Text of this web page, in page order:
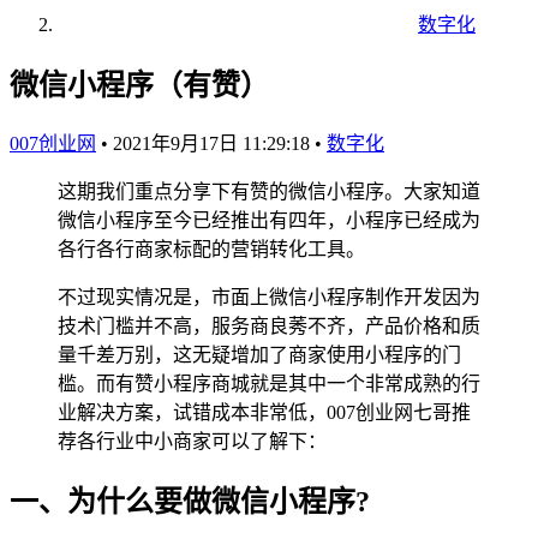
数字化
微信小程序（有赞）
007创业网 • 2021年9月17日 11:29:18 • 数字化
这期我们重点分享下有赞的微信小程序。大家知道
微信小程序至今已经推出有四年，小程序已经成为
各行各行商家标配的营销转化工具。
不过现实情况是，市面上微信小程序制作开发因为
技术门槛并不高，服务商良莠不齐，产品价格和质
量千差万别，这无疑增加了商家使用小程序的门
槛。而有赞小程序商城就是其中一个非常成熟的行
业解决方案，试错成本非常低，007创业网七哥推
荐各行业中小商家可以了解下：
一、为什么要做微信小程序?